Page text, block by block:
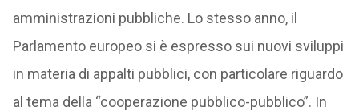
amministrazioni pubbliche. Lo stesso anno, il
Parlamento europeo si è espresso sui nuovi sviluppi
in materia di appalti pubblici, con particolare riguardo
al tema della “cooperazione pubblico-pubblico”. In